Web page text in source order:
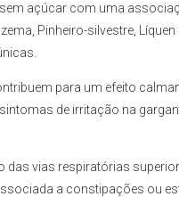
açúcar com uma
Pinheiro-silvestre,
para um efeito
de irritação na
das vias respiratórias
a constipações ou